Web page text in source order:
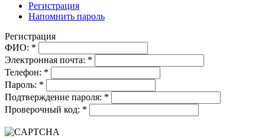
Регистрация
Напомнить пароль
Регистрация
ФИО: *
Электронная почта: *
Телефон: *
Пароль: *
Подтверждение пароля: *
Проверочный код: *